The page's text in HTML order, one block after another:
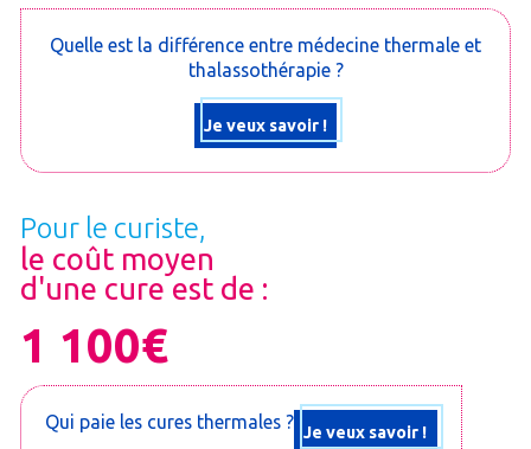
Quelle est la différence entre médecine thermale et
thalassothérapie ?
Je veux savoir !
Pour le curiste,
le coût moyen
d'une cure est de :
1 100€
Qui paie les cures thermales ? Je veux savoir !